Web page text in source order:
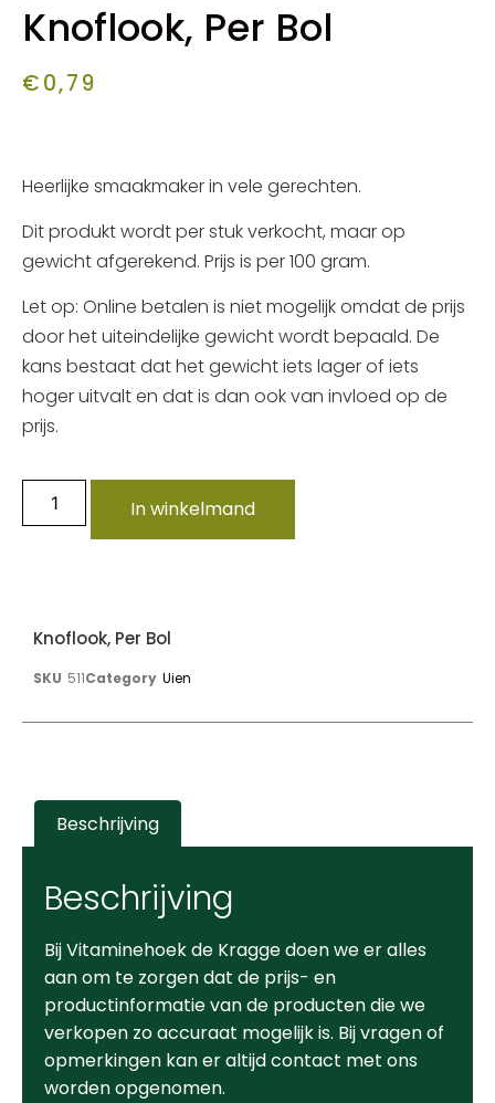
Knoflook, Per Bol
€0,79
Heerlijke smaakmaker in vele gerechten.
Dit produkt wordt per stuk verkocht, maar op
gewicht afgerekend. Prijs is per 100 gram.
Let op: Online betalen is niet mogelijk omdat de prijs
door het uiteindelijke gewicht wordt bepaald. De
kans bestaat dat het gewicht iets lager of iets
hoger uitvalt en dat is dan ook van invloed op de
prijs.
In winkelmand
Knoflook, Per Bol
SKU 511Category Uien
Beschrijving
Beschrijving
Bij Vitaminehoek de Kragge doen we er alles
aan om te zorgen dat de prijs- en
productinformatie van de producten die we
verkopen zo accuraat mogelijk is. Bij vragen of
opmerkingen kan er altijd contact met ons
worden opgenomen.